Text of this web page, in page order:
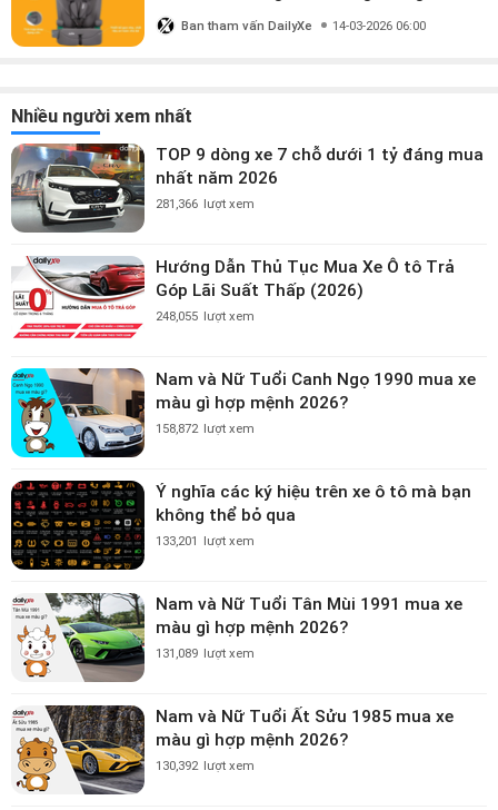
triệu?
Ban tham vấn DailyXe 14-03-2026 06:00
Nhiều người xem nhất
TOP 9 dòng xe 7 chỗ dưới 1 tỷ đáng mua
nhất năm 2026
281,366 lượt xem
Hướng Dẫn Thủ Tục Mua Xe Ô tô Trả
Góp Lãi Suất Thấp (2026)
248,055 lượt xem
Nam và Nữ Tuổi Canh Ngọ 1990 mua xe
màu gì hợp mệnh 2026?
158,872 lượt xem
Ý nghĩa các ký hiệu trên xe ô tô mà bạn
không thể bỏ qua
133,201 lượt xem
Nam và Nữ Tuổi Tân Mùi 1991 mua xe
màu gì hợp mệnh 2026?
131,089 lượt xem
Nam và Nữ Tuổi Ất Sửu 1985 mua xe
màu gì hợp mệnh 2026?
130,392 lượt xem